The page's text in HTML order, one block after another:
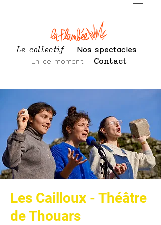
Le collectif
Nos spectacles
En ce moment
Contact
Les Cailloux - Théâtre
de Thouars